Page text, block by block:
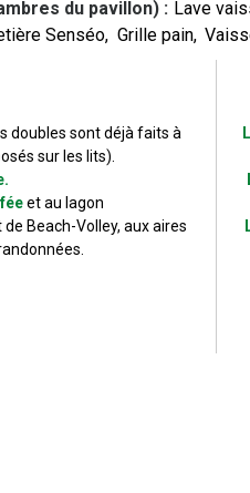
du pavillon) : Lave
Senséo Grille pain
doubles sont déjà faits à
sur les lits).
et au lagon
Beach-Volley, aux aires